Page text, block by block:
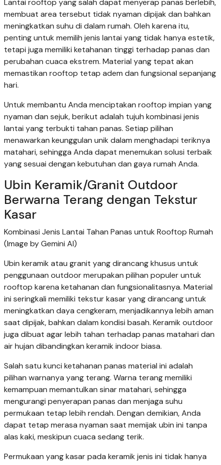
Lantai rooftop yang salah dapat menyerap panas berlebih,
membuat area tersebut tidak nyaman dipijak dan bahkan
meningkatkan suhu di dalam rumah. Oleh karena itu,
penting untuk memilih jenis lantai yang tidak hanya estetik,
tetapi juga memiliki ketahanan tinggi terhadap panas dan
perubahan cuaca ekstrem. Material yang tepat akan
memastikan rooftop tetap adem dan fungsional sepanjang
hari.
Untuk membantu Anda menciptakan rooftop impian yang
nyaman dan sejuk, berikut adalah tujuh kombinasi jenis
lantai yang terbukti tahan panas. Setiap pilihan
menawarkan keunggulan unik dalam menghadapi teriknya
matahari, sehingga Anda dapat menemukan solusi terbaik
yang sesuai dengan kebutuhan dan gaya rumah Anda.
Ubin Keramik/Granit Outdoor
Berwarna Terang dengan Tekstur
Kasar
Kombinasi Jenis Lantai Tahan Panas untuk Rooftop Rumah
(Image by Gemini AI)
Ubin keramik atau granit yang dirancang khusus untuk
penggunaan outdoor merupakan pilihan populer untuk
rooftop karena ketahanan dan fungsionalitasnya. Material
ini seringkali memiliki tekstur kasar yang dirancang untuk
meningkatkan daya cengkeram, menjadikannya lebih aman
saat dipijak, bahkan dalam kondisi basah. Keramik outdoor
juga dibuat agar lebih tahan terhadap panas matahari dan
air hujan dibandingkan keramik indoor biasa.
Salah satu kunci ketahanan panas material ini adalah
pilihan warnanya yang terang. Warna terang memiliki
kemampuan memantulkan sinar matahari, sehingga
mengurangi penyerapan panas dan menjaga suhu
permukaan tetap lebih rendah. Dengan demikian, Anda
dapat tetap merasa nyaman saat memijak ubin ini tanpa
alas kaki, meskipun cuaca sedang terik.
Permukaan yang kasar pada keramik jenis ini tidak hanya